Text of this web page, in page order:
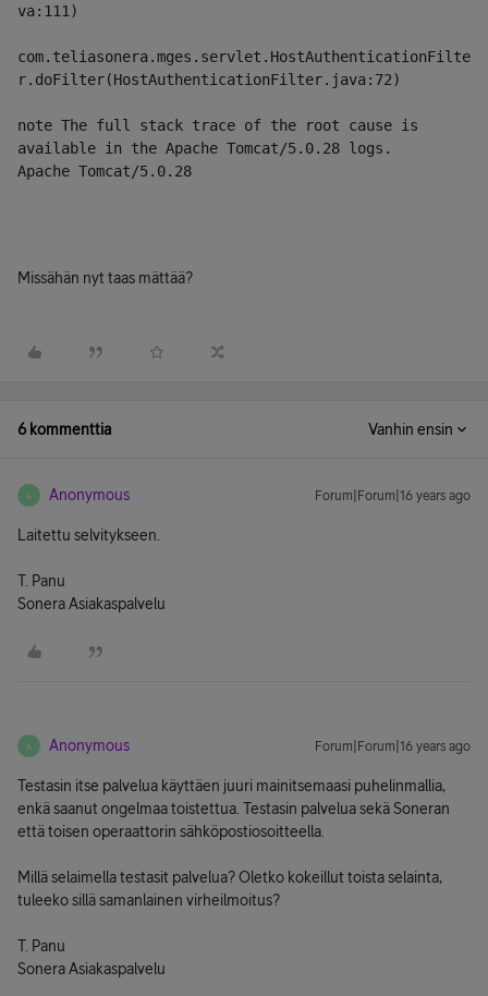
va:111)
com.teliasonera.mges.servlet.HostAuthenticationFilte
r.doFilter(HostAuthenticationFilter.java:72)
note The full stack trace of the root cause is
available in the Apache Tomcat/5.0.28 logs.
Apache Tomcat/5.0.28
Missähän nyt taas mättää?
6 kommenttia Vanhin ensin
A Anonymous Forum|Forum|16 years ago
Laitettu selvitykseen.
T. Panu
Sonera Asiakaspalvelu
A Anonymous Forum|Forum|16 years ago
Testasin itse palvelua käyttäen juuri mainitsemaasi puhelinmallia,
enkä saanut ongelmaa toistettua. Testasin palvelua sekä Soneran
että toisen operaattorin sähköpostiosoitteella.
Millä selaimella testasit palvelua? Oletko kokeillut toista selainta,
tuleeko sillä samanlainen virheilmoitus?
T. Panu
Sonera Asiakaspalvelu